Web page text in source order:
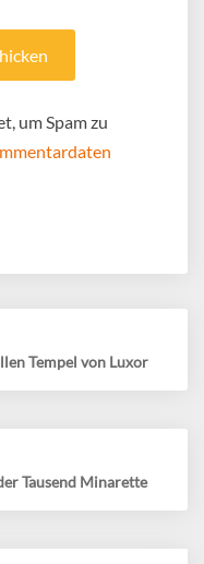
um Spam zu
Tempel von Luxor
Tausend Minarette